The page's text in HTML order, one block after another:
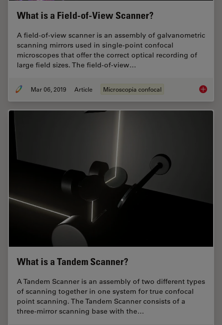
What is a Field-of-View Scanner?
A field-of-view scanner is an assembly of galvanometric
scanning mirrors used in single-point confocal
microscopes that offer the correct optical recording of
large field sizes. The field-of-view…
Mar 06, 2019 Article Microscopia confocal What is
What is a Tandem Scanner?
A Tandem Scanner is an assembly of two different types
of scanning together in one system for true confocal
point scanning. The Tandem Scanner consists of a
three-mirror scanning base with the…